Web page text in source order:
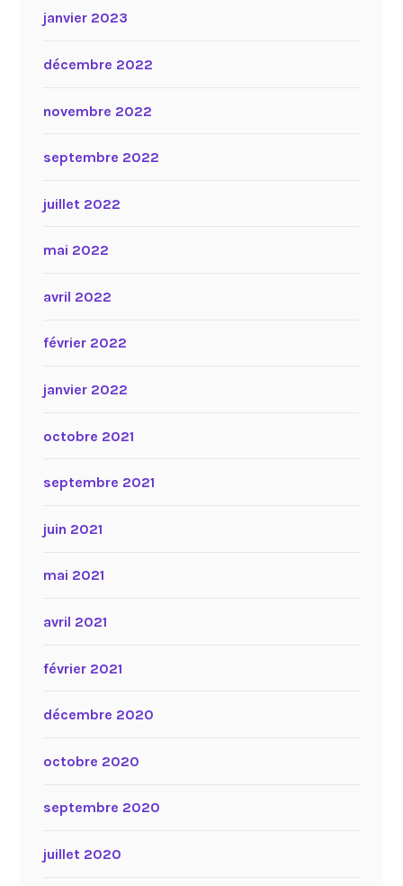
janvier 2023
décembre 2022
novembre 2022
septembre 2022
juillet 2022
mai 2022
avril 2022
février 2022
janvier 2022
octobre 2021
septembre 2021
juin 2021
mai 2021
avril 2021
février 2021
décembre 2020
octobre 2020
septembre 2020
juillet 2020